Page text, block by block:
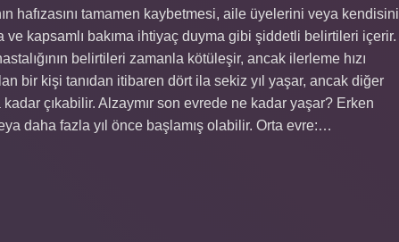
hafızasını tamamen kaybetmesi, aile üyelerini veya kendisini
ve kapsamlı bakıma ihtiyaç duyma gibi şiddetli belirtileri içerir.
belirtileri zamanla kötüleşir, ancak ilerleme hızı
bir kişi tanıdan itibaren dört ila sekiz yıl yaşar, ancak diğer
çıkabilir. Alzaymır son evrede ne kadar yaşar? Erken
daha fazla yıl önce başlamış olabilir. Orta evre:…